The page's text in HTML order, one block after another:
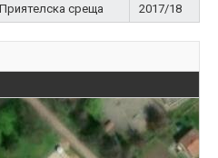
Приятелска среща 2017/18